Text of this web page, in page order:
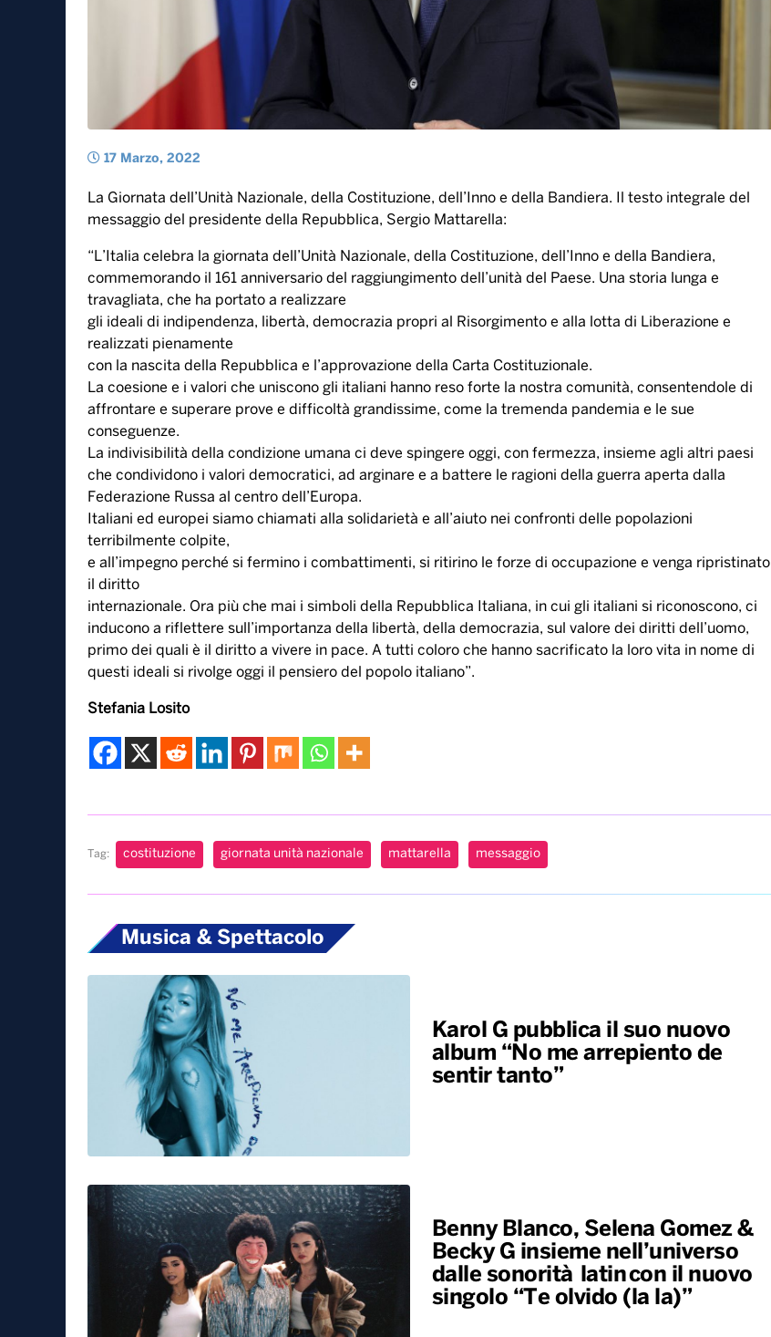
17 Marzo, 2022
La Giornata dell’Unità Nazionale, della Costituzione, dell’Inno e della Bandiera. Il testo integrale del
messaggio del presidente della Repubblica, Sergio Mattarella:
“L’Italia celebra la giornata dell’Unità Nazionale, della Costituzione, dell’Inno e della Bandiera,
commemorando il 161 anniversario del raggiungimento dell’unità del Paese. Una storia lunga e
travagliata, che ha portato a realizzare
gli ideali di indipendenza, libertà, democrazia propri al Risorgimento e alla lotta di Liberazione e
realizzati pienamente
con la nascita della Repubblica e l’approvazione della Carta Costituzionale.
La coesione e i valori che uniscono gli italiani hanno reso forte la nostra comunità, consentendole di
affrontare e superare prove e difficoltà grandissime, come la tremenda pandemia e le sue
conseguenze.
La indivisibilità della condizione umana ci deve spingere oggi, con fermezza, insieme agli altri paesi
che condividono i valori democratici, ad arginare e a battere le ragioni della guerra aperta dalla
Federazione Russa al centro dell’Europa.
Italiani ed europei siamo chiamati alla solidarietà e all’aiuto nei confronti delle popolazioni
terribilmente colpite,
e all’impegno perché si fermino i combattimenti, si ritirino le forze di occupazione e venga ripristinato
il diritto
internazionale. Ora più che mai i simboli della Repubblica Italiana, in cui gli italiani si riconoscono, ci
inducono a riflettere sull’importanza della libertà, della democrazia, sul valore dei diritti dell’uomo,
primo dei quali è il diritto a vivere in pace. A tutti coloro che hanno sacrificato la loro vita in nome di
questi ideali si rivolge oggi il pensiero del popolo italiano”.
Stefania Losito
Tag: costituzione giornata unità nazionale mattarella messaggio
Musica & Spettacolo
Karol G pubblica il suo nuovo
album “No me arrepiento de
sentir tanto”
Benny Blanco, Selena Gomez &
Becky G insieme nell’universo
dalle sonorità latin con il nuovo
singolo “Te olvido (la la)”